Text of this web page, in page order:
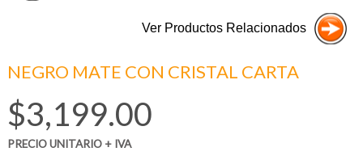
NEGRO MATE CON CRISTAL CARTA
$3,199.00
PRECIO UNITARIO + IVA